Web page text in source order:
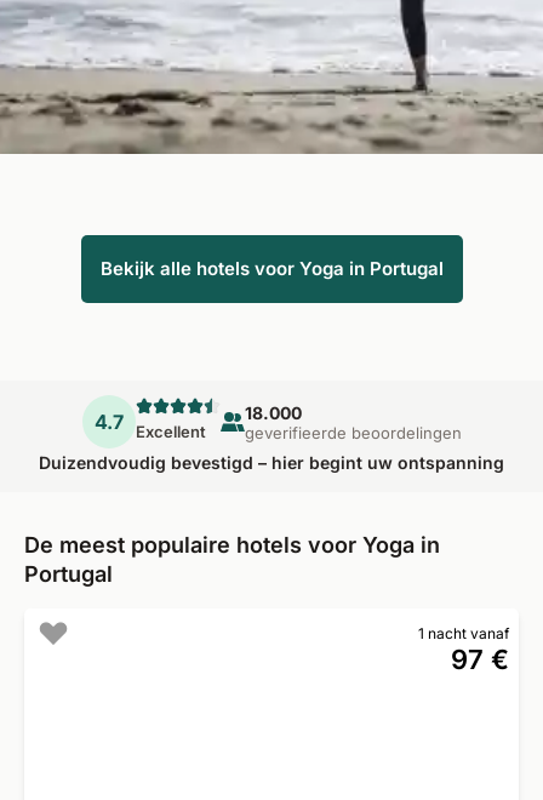
Portugal wacht op u met de mooiste settings voor uw yoga
retreat. Boek een yoga hotel op het platteland, aan zee of op
een Portugees eiland midden in de Atlantische Oceaan en
kom tot rust. Ontspanning voor lichaam en geest in
combinatie met zon en zeeklimaat!
Bekijk alle hotels voor Yoga in Portugal
4.7 Excellent
18.000
geverifieerde beoordelingen
Duizendvoudig bevestigd – hier begint uw ontspanning
De meest populaire hotels voor Yoga in
Portugal
1 nacht vanaf
97 €